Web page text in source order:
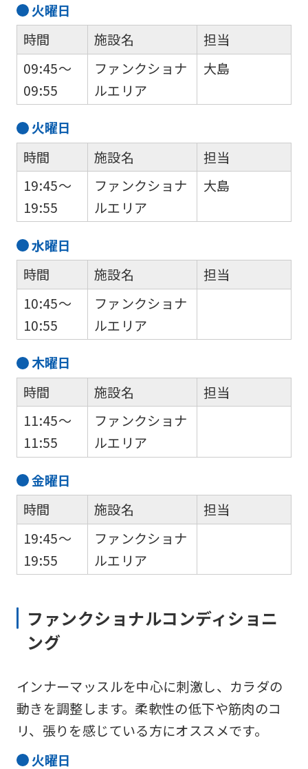
火曜日
時間
09:45～
09:55
施設名
ファンクショナ
ルエリア
担当
大島
火曜日
時間
19:45～
19:55
施設名
ファンクショナ
ルエリア
担当
大島
水曜日
時間
10:45～
10:55
施設名
ファンクショナ
ルエリア
担当
木曜日
時間
11:45～
11:55
施設名
ファンクショナ
ルエリア
担当
金曜日
時間
19:45～
19:55
施設名
ファンクショナ
ルエリア
担当
ファンクショナルコンディショニ
ング
インナーマッスルを中心に刺激し、カラダの
動きを調整します。柔軟性の低下や筋肉のコ
リ、張りを感じている方にオススメです。
火曜日